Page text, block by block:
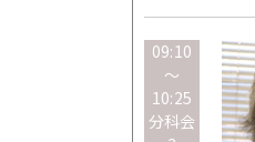
09:10
～
10:25
分科会